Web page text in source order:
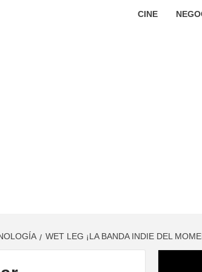
CINE
WET LEG ¡LA BANDA INDIE DEL